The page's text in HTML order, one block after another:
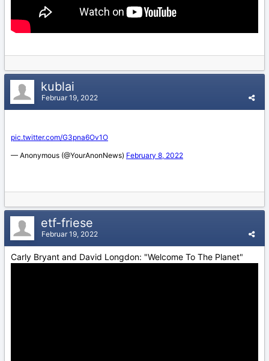
kublai
Februar 19, 2022
etf-friese
Februar 19, 2022
Carly Bryant and David Longdon: "Welcome To The Planet"